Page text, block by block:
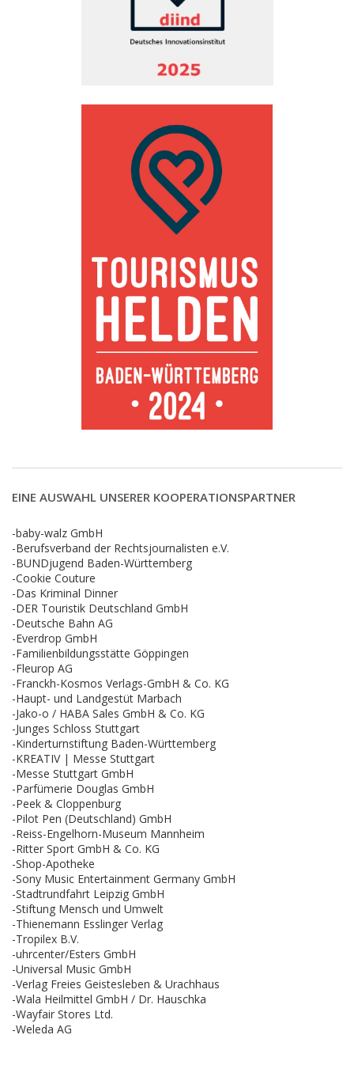
EINE AUSWAHL UNSERER KOOPERATIONSPARTNER
-baby-walz GmbH
-Berufsverband der Rechtsjournalisten e.V.
-BUNDjugend Baden-Württemberg
-Cookie Couture
-Das Kriminal Dinner
-DER Touristik Deutschland GmbH
-Deutsche Bahn AG
-Everdrop GmbH
-Familienbildungsstätte Göppingen
-Fleurop AG
-Franckh-Kosmos Verlags-GmbH & Co. KG
-Haupt- und Landgestüt Marbach
-Jako-o / HABA Sales GmbH & Co. KG
-Junges Schloss Stuttgart
-Kinderturnstiftung Baden-Württemberg
-KREATIV | Messe Stuttgart
-Messe Stuttgart GmbH
-Parfümerie Douglas GmbH
-Peek & Cloppenburg
-Pilot Pen (Deutschland) GmbH
-Reiss-Engelhorn-Museum Mannheim
-Ritter Sport GmbH & Co. KG
-Shop-Apotheke
-Sony Music Entertainment Germany GmbH
-Stadtrundfahrt Leipzig GmbH
-Stiftung Mensch und Umwelt
-Thienemann Esslinger Verlag
-Tropilex B.V.
-uhrcenter/Esters GmbH
-Universal Music GmbH
-Verlag Freies Geistesleben & Urachhaus
-Wala Heilmittel GmbH / Dr. Hauschka
-Wayfair Stores Ltd.
-Weleda AG